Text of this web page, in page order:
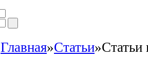
Главная»Статьи»Статьи